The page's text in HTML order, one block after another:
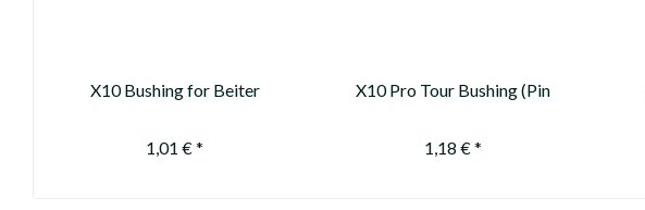
X10 Bushing for Beiter
use #10435)
1,01 € *
X10 Pro Tour Bushing (Pin
Parallel Pro Bushing...
1,18 € *